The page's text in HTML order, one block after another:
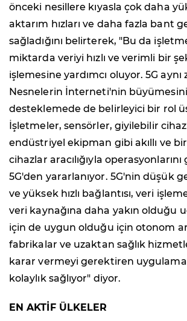
önceki nesillere kıyasla çok daha
aktarım hızları ve daha fazla bant
sağladığını belirterek, "Bu da
miktarda veriyi hızlı ve verimli bir
işlemesine yardımcı oluyor. 5G aynı
Nesnelerin İnterneti'nin
desteklemede de belirleyici bir rol
İşletmeler, sensörler, giyilebilir
endüstriyel ekipman gibi akıllı ve
cihazlar aracılığıyla
5G'den yararlanıyor. 5G'nin düşük
ve yüksek hızlı bağlantısı, veri
veri kaynağına daha yakın olduğu
için de uygun olduğu için otonom
fabrikalar ve uzaktan sağlık
karar vermeyi gerektiren
kolaylık sağlıyor" diyor.
EN AKTİF ÜLKELER